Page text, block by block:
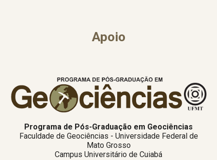
Apoio
Programa de Pós-Graduação em Geociências
Faculdade de Geociências - Universidade Federal de
Mato Grosso
Campus Universitário de Cuiabá